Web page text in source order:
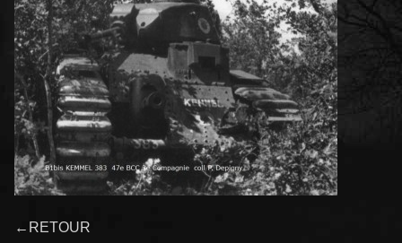
←RETOUR